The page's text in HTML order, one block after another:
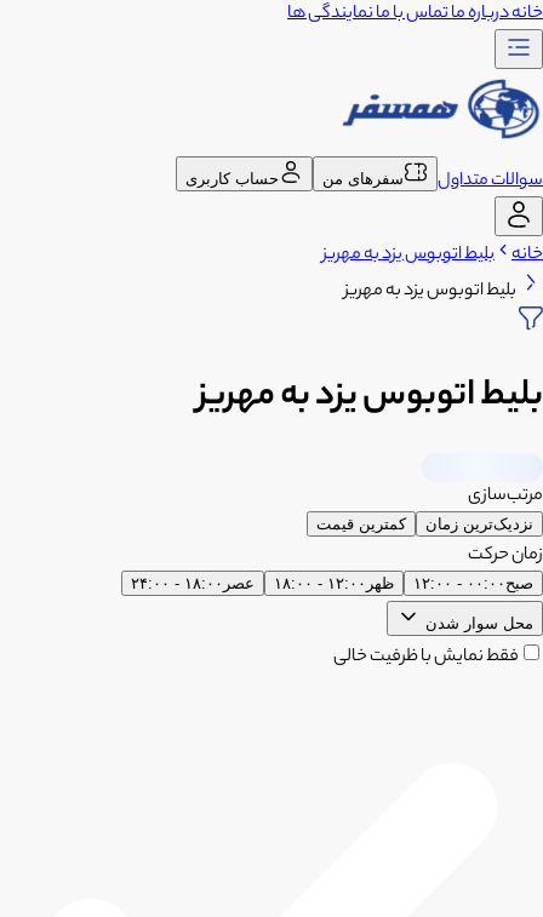
خانهدرباره ماتماس با مانمایندگی ها
سوالات متداول سفرهای من حساب کاربری
خانه بلیط اتوبوس یزد به مهریز
بلیط اتوبوس یزد به مهریز
بلیط اتوبوس یزد به مهریز
مرتب‌سازی
نزدیک‌ترین زمان کمترین قیمت
زمان حرکت
صبح ۰۰:۰۰ - ۱۲:۰۰ ظهر ۱۲:۰۰ - ۱۸:۰۰ عصر ۱۸:۰۰ - ۲۴:۰۰
محل سوار شدن
فقط نمایش با ظرفیت خالی